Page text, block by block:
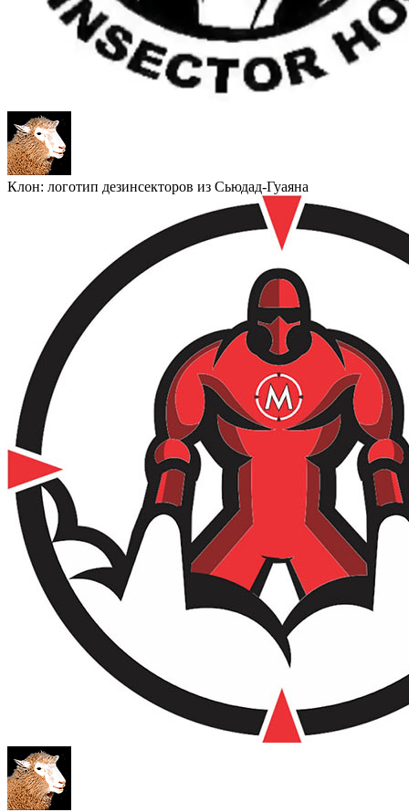
Клон: логотип дезинсекторов из Сьюдад-Гуаяна